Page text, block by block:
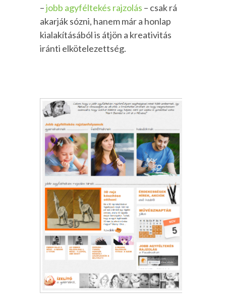
–jobb agyféltekés rajzolás – csak rá
akarják sózni, hanem már a honlap
kialakításából is átjön a kreativitás
iránti elkötelezettség.